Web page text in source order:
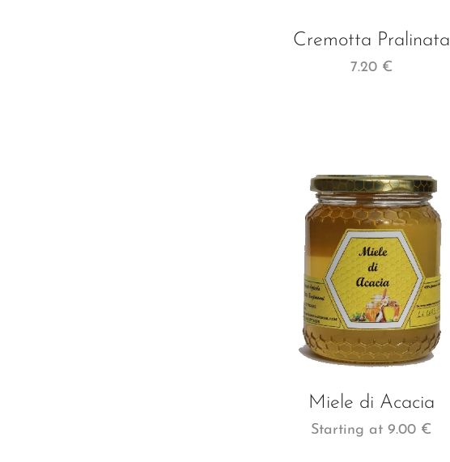
Cremotta Pralinata
7.20€
Miele di Acacia
Starting at9.00 €